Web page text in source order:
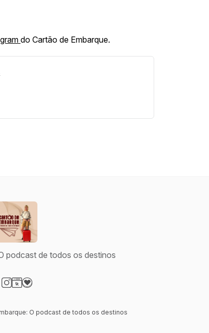
do Cartão de Embarque.
podcast de todos os destinos
O podcast de todos os destinos